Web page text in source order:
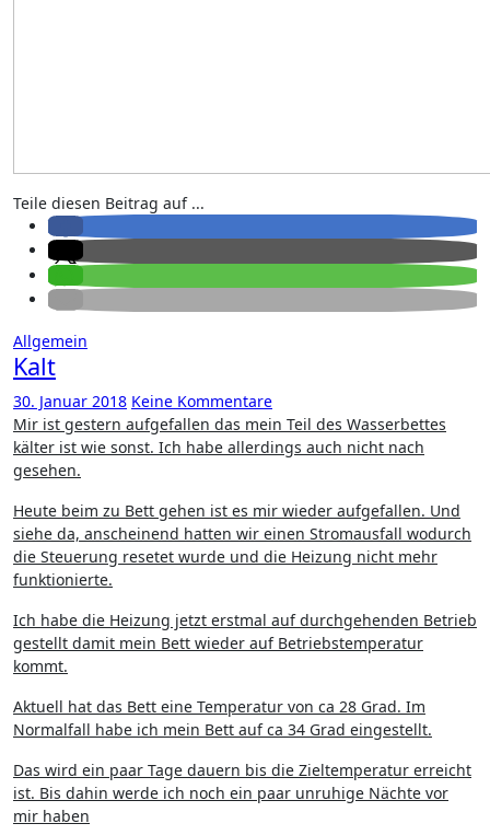
Teile diesen Beitrag auf ...
Allgemein
Kalt
30. Januar 2018 Keine Kommentare
Mir ist gestern aufgefallen das mein Teil des Wasserbettes
kälter ist wie sonst. Ich habe allerdings auch nicht nach
gesehen.
Heute beim zu Bett gehen ist es mir wieder aufgefallen. Und
siehe da, anscheinend hatten wir einen Stromausfall wodurch
die Steuerung resetet wurde und die Heizung nicht mehr
funktionierte.
Ich habe die Heizung jetzt erstmal auf durchgehenden Betrieb
gestellt damit mein Bett wieder auf Betriebstemperatur
kommt.
Aktuell hat das Bett eine Temperatur von ca 28 Grad. Im
Normalfall habe ich mein Bett auf ca 34 Grad eingestellt.
Das wird ein paar Tage dauern bis die Zieltemperatur erreicht
ist. Bis dahin werde ich noch ein paar unruhige Nächte vor
mir haben